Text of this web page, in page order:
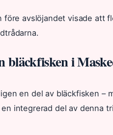
före avslöjandet visade att
bläckfisken i
en del av bläckfisken –
integrerad del av denna